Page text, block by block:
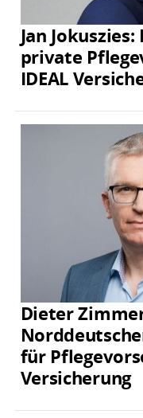
Jan
private
IDEAL
Dieter
für
Versicherung